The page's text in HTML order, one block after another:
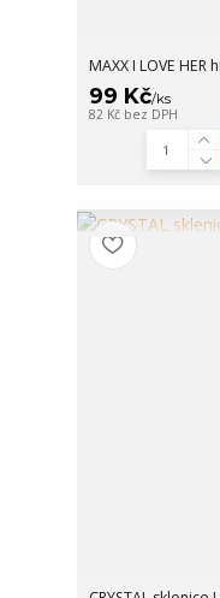
MAXX I LOVE HER
99 Kč/ks
82 Kč bez DPH